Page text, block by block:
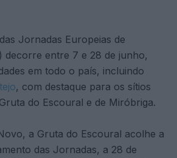
Jornadas Europeias de
decorre entre 7 e 28 de junho,
em todo o país, incluindo
, com destaque para os sítios
do Escoural e de Miróbriga.
a Gruta do Escoural acolhe a
das Jornadas, a 28 de